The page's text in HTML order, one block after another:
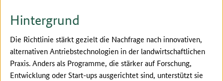
Hintergrund
Die Richtlinie stärkt gezielt die Nachfrage nach innovativen,
alternativen Antriebstechnologien in der landwirtschaftlichen
Praxis. Anders als Programme, die stärker auf Forschung,
Entwicklung oder Start-ups ausgerichtet sind, unterstützt sie